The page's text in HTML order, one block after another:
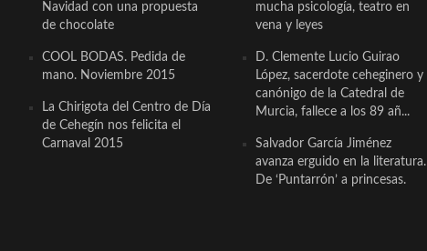
Navidad con una propuesta
de chocolate
COOL BODAS. Pedida de
mano. Noviembre 2015
La Chirigota del Centro de Día
de Cehegín nos felicita el
Carnaval 2015
mucha psicología, teatro en
vena y leyes
D. Clemente Lucio Guirao
López, sacerdote ceheginero y
canónigo de la Catedral de
Murcia, fallece a los 89 añ...
Salvador García Jiménez
avanza erguido en la literatura.
De ‘Puntarrón’ a princesas.